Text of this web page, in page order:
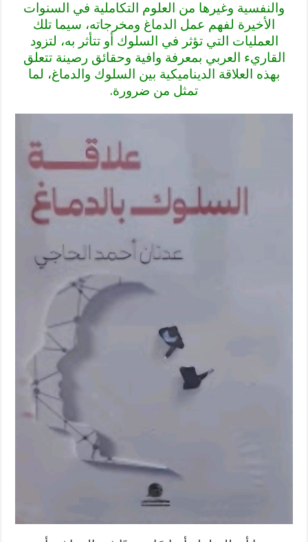
والنفسية وغيرها من العلوم التكاملية في السنوات
الأخيرة لفهم عمل الدماغ ومخرجاته، سيما تلك
العمليات التي تؤثر في السلوك أو تتأثر به، لتزود
القاريء العربي بمعرفة وافية وحقائق رصينة تتعلق
بهذه العلاقة الديناميكية بين السلوك والدماغ، لما
تمثل من ضرورة.